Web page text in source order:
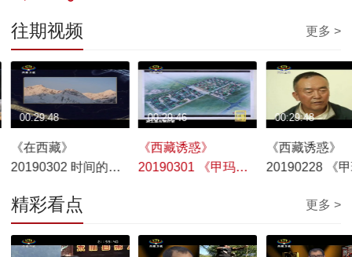
往期视频 更多 >
《在西藏》
20190302 时间的风
00:29:48
《西藏诱惑》
20190301 《甲玛印
00:29:46
《西藏诱惑》
20190228 《
00:29:48
精彩看点 更多 >